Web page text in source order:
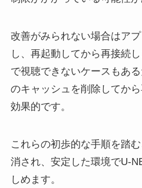
改善がみられない場合はア
し、再起動してから再接続
で視聴できないケースもあ
のキャッシュを削除してか
効果的です。
これらの初歩的な手順を踏
消され、安定した環境でU-
しめます。